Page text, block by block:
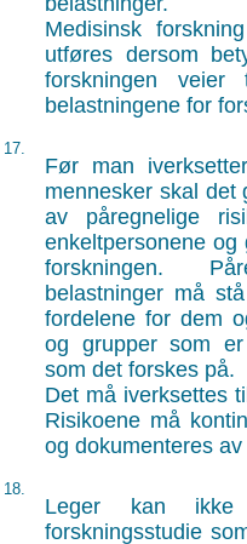
Medisinsk
utføres dersom
forskningen
belastningene for
17.
Før man
mennesker skal det
av påregnelige
enkeltpersonene
forskningen.
belastninger må
fordelene for dem
og grupper som
som det forskes på.
Det må iverksettes
Risikoene må
og dokumenteres
18.
Leger kan
forskningsstudie